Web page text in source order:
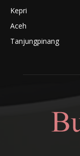
Kepri
Aceh
Tanjungpinang